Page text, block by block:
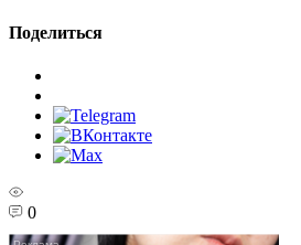
Поделиться
0